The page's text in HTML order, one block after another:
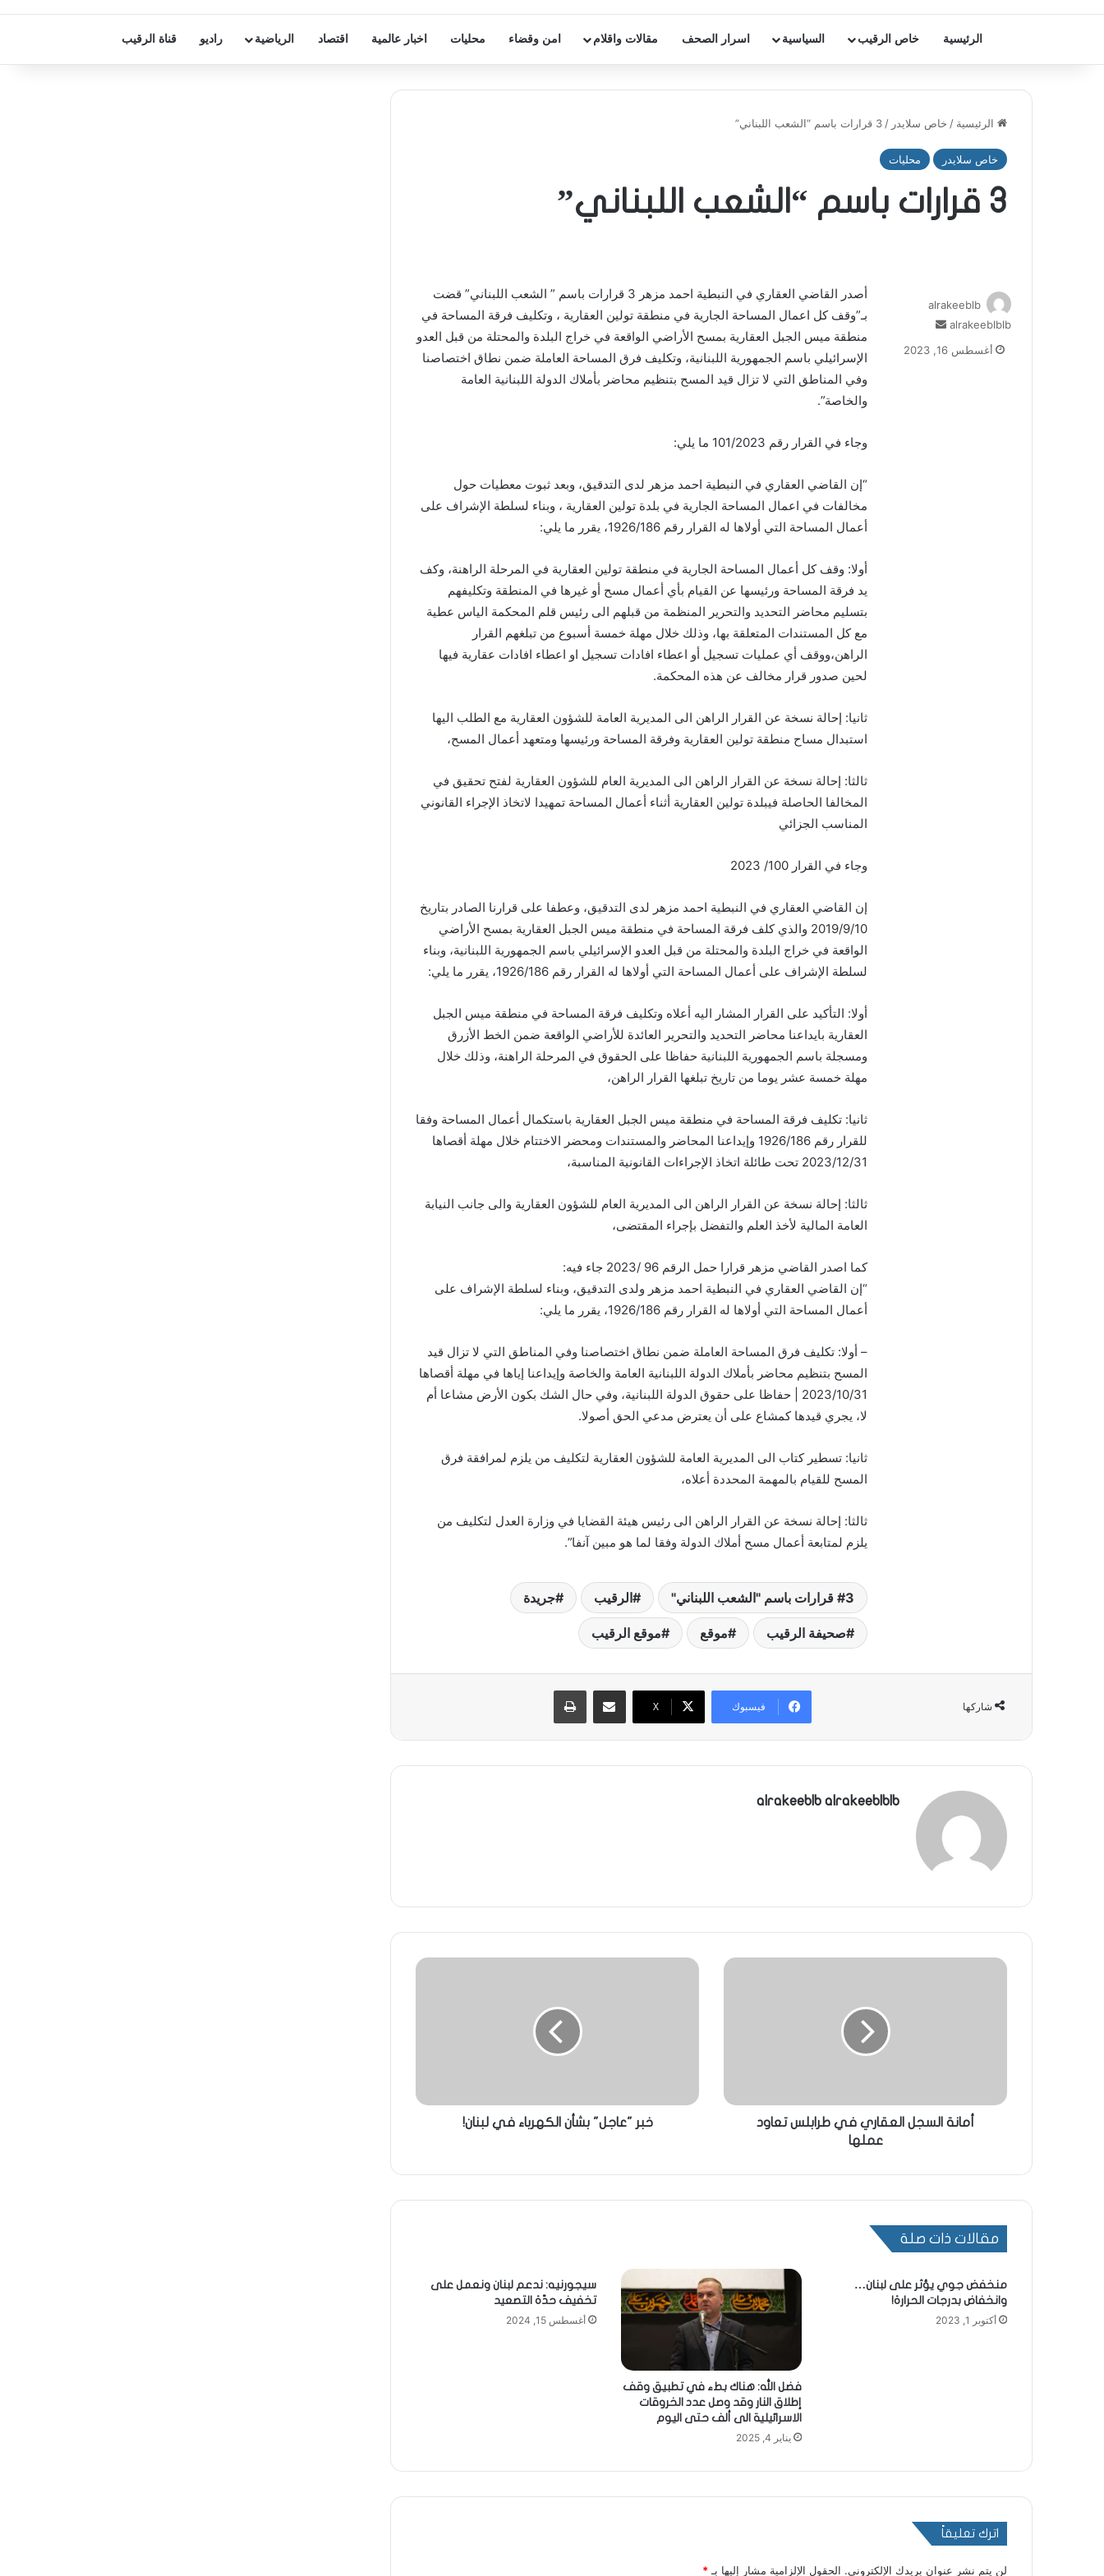
الرئيسية خاص الرقيب السياسية اسرار الصحف مقالات واقلام امن وقضاء محليات اخبار عالمية اقتصاد الرياضية راديو قناة الرقيب
الرئيسية / خاص سلايدر / 3 قرارات باسم “الشعب اللبناني”
خاص سلايدر محليات
3 قرارات باسم “الشعب اللبناني”
أصدر القاضي العقاري في النبطية احمد مزهر 3 قرارات باسم ” الشعب اللبناني” قضت
بـ”وقف كل اعمال المساحة الجارية في منطقة تولين العقارية ، وتكليف فرقة المساحة في
منطقة ميس الجبل العقارية بمسح الأراضي الواقعة في خراج البلدة والمحتلة من قبل العدو
الإسرائيلي باسم الجمهورية اللبنانية، وتكليف فرق المساحة العاملة ضمن نطاق اختصاصنا
وفي المناطق التي لا تزال قيد المسح بتنظيم محاضر بأملاك الدولة اللبنانية العامة
والخاصة”.
وجاء في القرار رقم 101/2023 ما يلي:
“إن القاضي العقاري في النبطية احمد مزهر لدى التدقيق، وبعد ثبوت معطيات حول
مخالفات في اعمال المساحة الجارية في بلدة تولين العقارية ، وبناء لسلطة الإشراف على
أعمال المساحة التي أولاها له القرار رقم 1926/186، يقرر ما يلي:
أولا: وقف كل أعمال المساحة الجارية في منطقة تولين العقارية في المرحلة الراهنة، وكف
يد فرقة المساحة ورئيسها عن القيام بأي أعمال مسح أو غيرها في المنطقة وتكليفهم
بتسليم محاضر التحديد والتحرير المنظمة من قبلهم الى رئيس قلم المحكمة الياس عطية
مع كل المستندات المتعلقة بها، وذلك خلال مهلة خمسة أسبوع من تبلغهم القرار
الراهن،ووقف أي عمليات تسجيل أو اعطاء افادات تسجيل او اعطاء افادات عقارية فيها
لحين صدور قرار مخالف عن هذه المحكمة.
ثانيا: إحالة نسخة عن القرار الراهن الى المديرية العامة للشؤون العقارية مع الطلب اليها
استبدال مساح منطقة تولين العقارية وفرقة المساحة ورئيسها ومتعهد أعمال المسح،
ثالثا: إحالة نسخة عن القرار الراهن الى المديرية العام للشؤون العقارية لفتح تحقيق في
المخالفا الحاصلة فيبلدة تولين العقارية أثناء أعمال المساحة تمهيدا لاتخاذ الإجراء القانوني
المناسب الجزائي
وجاء في القرار 100/ 2023
إن القاضي العقاري في النبطية احمد مزهر لدى التدقيق، وعطفا على قرارنا الصادر بتاريخ
2019/9/10 والذي كلف فرقة المساحة في منطقة ميس الجبل العقارية بمسح الأراضي
الواقعة في خراج البلدة والمحتلة من قبل العدو الإسرائيلي باسم الجمهورية اللبنانية، وبناء
لسلطة الإشراف على أعمال المساحة التي أولاها له القرار رقم 1926/186، يقرر ما يلي:
أولا: التأكيد على القرار المشار اليه أعلاه وتكليف فرقة المساحة في منطقة ميس الجبل
العقارية بايداعنا محاضر التحديد والتحرير العائدة للأراضي الواقعة ضمن الخط الأزرق
ومسجلة باسم الجمهورية اللبنانية حفاظا على الحقوق في المرحلة الراهنة، وذلك خلال
مهلة خمسة عشر يوما من تاریخ تبلغها القرار الراهن،
ثانيا: تكليف فرقة المساحة في منطقة ميس الجبل العقارية باستكمال أعمال المساحة وفقا
للقرار رقم 1926/186 وإيداعنا المحاضر والمستندات ومحضر الاختتام خلال مهلة أقصاها
2023/12/31 تحت طائلة اتخاذ الإجراءات القانونية المناسبة،
ثالثا: إحالة نسخة عن القرار الراهن الى المديرية العام للشؤون العقارية والى جانب النيابة
العامة المالية لأخذ العلم والتفضل بإجراء المقتضى،
كما اصدر القاضي مزهر قرارا حمل الرقم 96 /2023 جاء فيه:
“إن القاضي العقاري في النبطية احمد مزهر ولدى التدقيق، وبناء لسلطة الإشراف على
أعمال المساحة التي أولاها له القرار رقم 1926/186، يقرر ما يلي:
– أولا: تكليف فرق المساحة العاملة ضمن نطاق اختصاصنا وفي المناطق التي لا تزال قيد
المسح بتنظيم محاضر بأملاك الدولة اللبنانية العامة والخاصة وإيداعنا إياها في مهلة أقصاها
2023/10/31 | حفاظا على حقوق الدولة اللبنانية، وفي حال الشك بكون الأرض مشاعا أم
لا، يجري قيدها كمشاع على أن يعترض مدعي الحق أصولا.
ثانيا: تسطير كتاب الى المديرية العامة للشؤون العقارية لتكليف من يلزم لمرافقة فرق
المسح للقيام بالمهمة المحددة أعلاه،
ثالثا: إحالة نسخة عن القرار الراهن الى رئيس هيئة القضايا في وزارة العدل لتكليف من
يلزم لمتابعة أعمال مسح أملاك الدولة وفقا لما هو مبين آنفا”.
3 قرارات باسم "الشعب اللبناني" الرقيب جريدة
صحيفة الرقيب موقع موقع الرقيب
alrakeeblb
alrakeeblblb
س
أغسطس 16, 2023
شاركها فيسبوك X
alrakeeblb alrakeeblblb
أمانة السجل العقاري في طرابلس تعاود
عملها
خبر "عاجل" بشأن الكهرباء في لبنان!
مقالات ذات صلة
منخفض جوي يؤثر على لبنان…
وانخفاض بدرجات الحرارة!
أكتوبر 1, 2023
فضل الله: هناك بطء في تطبيق وقف
إطلاق النار وقد وصل عدد الخروقات
الاسرائيلية الى ألف حتى اليوم
يناير 4, 2025
سيجورنيه: ندعم لبنان ونعمل على
تخفيف حدّة التصعيد
أغسطس 15, 2024
اترك تعليقاً
لن يتم نشر عنوان بريدك الإلكتروني. الحقول الإلزامية مشار إليها بـ *